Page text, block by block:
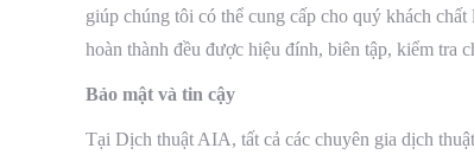
giúp chúng tôi có thể cung cấp cho quý khách
hoàn thành đều được hiệu đính, biên tập, kiểm tra
Bảo mật và tin cậy
Tại Dịch thuật AIA, tất cả các chuyên gia dịch